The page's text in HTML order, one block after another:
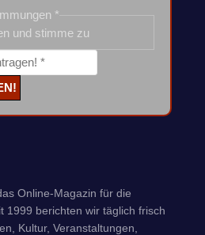
*
und stimme zu
Online-Magazin für die
1999 berichten wir täglich frisch
Kultur, Veranstaltungen,